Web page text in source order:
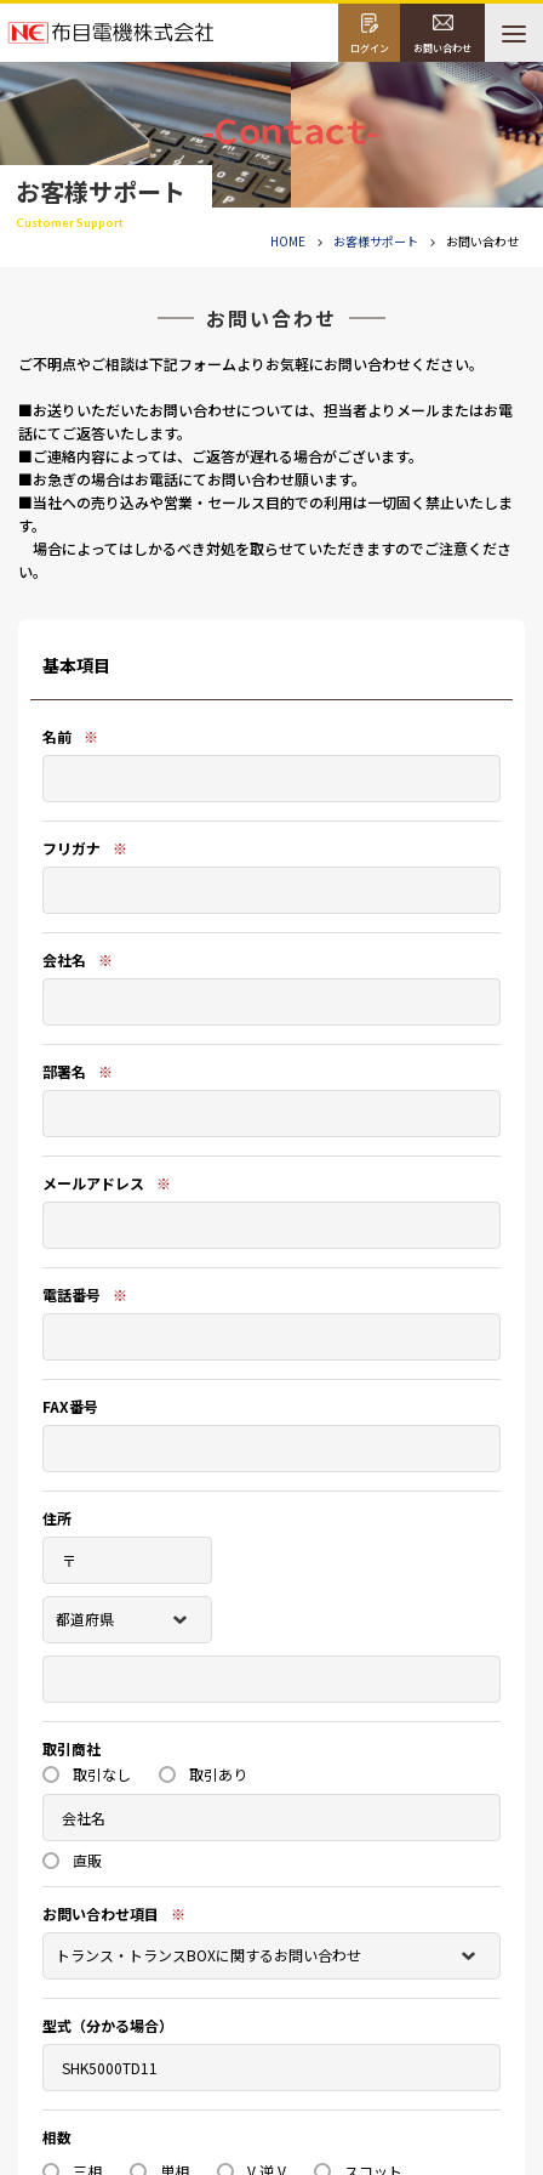
ログイン お問い合わせ
お客様サポート
Customer Support
HOME お客様サポート お問い合わせ
お問い合わせ
ご不明点やご相談は下記フォームよりお気軽にお問い合わせください。
■お送りいただいたお問い合わせについては、担当者よりメールまたはお電
話にてご返答いたします。
■ご連絡内容によっては、ご返答が遅れる場合がございます。
■お急ぎの場合はお電話にてお問い合わせ願います。
■当社への売り込みや営業・セールス目的での利用は一切固く禁止いたしま
す。
場合によってはしかるべき対処を取らせていただきますのでご注意くださ
い。
基本項目
名前 ※
フリガナ ※
会社名 ※
部署名 ※
メールアドレス ※
電話番号 ※
FAX番号
住所
取引商社
取引なし
取引あり
直販
お問い合わせ項目 ※
型式（分かる場合）
相数
三相
単相 V 逆 V スコット